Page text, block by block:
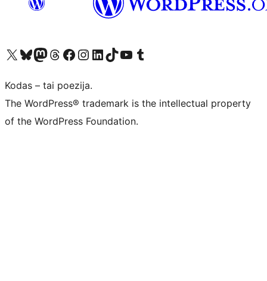
Visit our X (formerly Twitter) account
Apsilankykite mūsų Bluesky paskyroje
Visit our Mastodon account
Apsilankykite mūsų Threads paskyroje
Visit our Facebook page
Visit our Instagram account
Visit our LinkedIn account
Apsilankykite mūsų TikTok paskyroje
Visit our YouTube channel
Apsilankykite mūsų Tumblr paskyroje
Kodas – tai poezija.
The WordPress® trademark is the intellectual property
of the WordPress Foundation.